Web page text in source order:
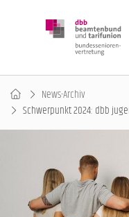
News-Archiv
Schwerpunkt 2024: dbb